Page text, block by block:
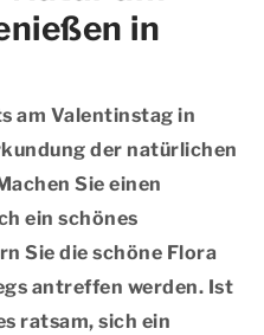
in
am Valentinstag in
der natürlichen
Sie einen
ein schönes
Sie die schöne Flora
antreffen werden. Ist
ratsam, sich ein